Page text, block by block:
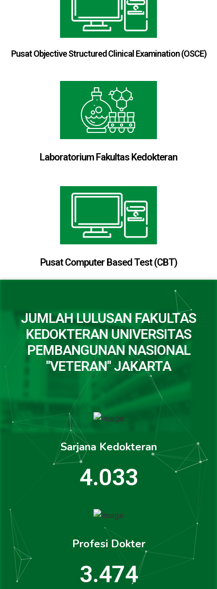
Pusat Objective Structured Clinical Examination (OSCE)
Laboratorium Fakultas Kedokteran
Pusat Computer Based Test (CBT)
JUMLAH LULUSAN FAKULTAS
KEDOKTERAN UNIVERSITAS
PEMBANGUNAN NASIONAL
"VETERAN" JAKARTA
Sarjana Kedokteran
4.220
Profesi Dokter
3.636